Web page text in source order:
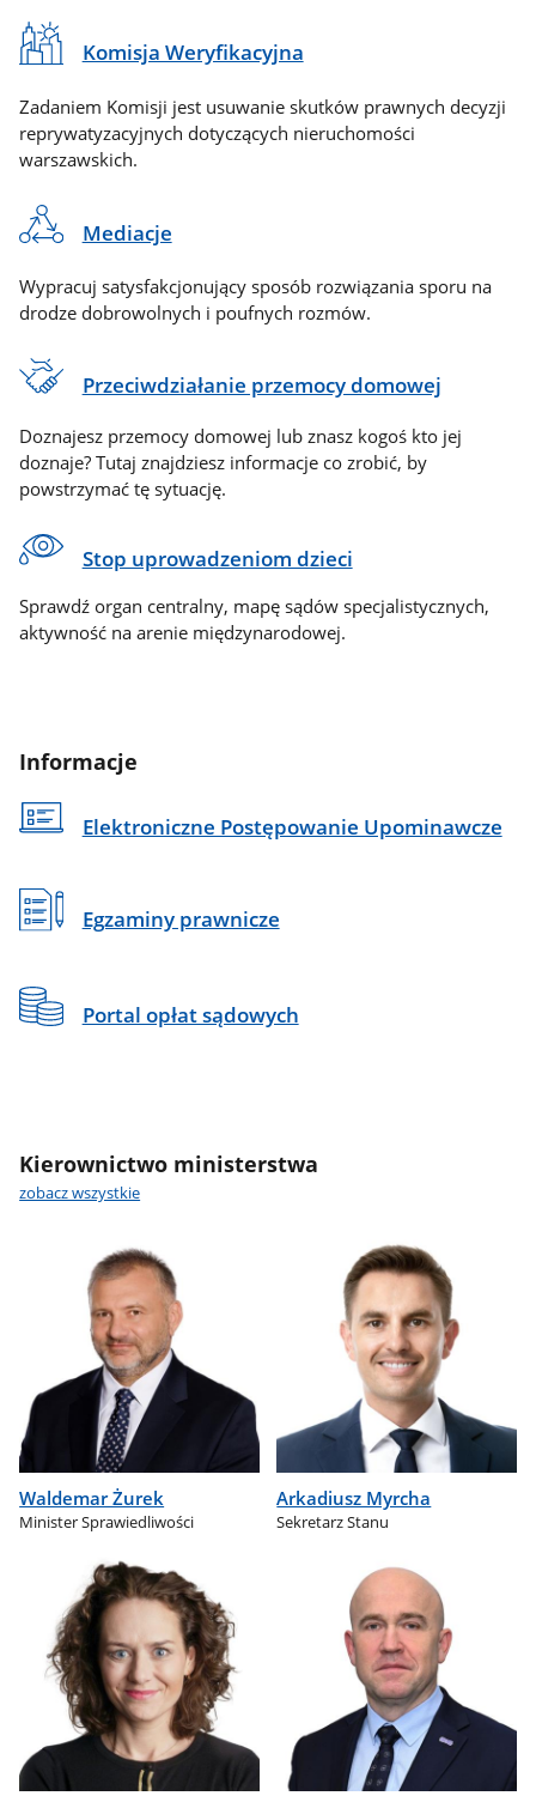
Komisja Weryfikacyjna
Zadaniem Komisji jest usuwanie skutków prawnych decyzji
reprywatyzacyjnych dotyczących nieruchomości
warszawskich.
Mediacje
Wypracuj satysfakcjonujący sposób rozwiązania sporu na
drodze dobrowolnych i poufnych rozmów.
Przeciwdziałanie przemocy domowej
Doznajesz przemocy domowej lub znasz kogoś kto jej
doznaje? Tutaj znajdziesz informacje co zrobić, by
powstrzymać tę sytuację.
Stop uprowadzeniom dzieci
Sprawdź organ centralny, mapę sądów specjalistycznych,
aktywność na arenie międzynarodowej.
Informacje
Elektroniczne Postępowanie Upominawcze
Egzaminy prawnicze
Portal opłat sądowych
Kierownictwo ministerstwa
zobacz wszystkie
Waldemar Żurek
Minister Sprawiedliwości
Arkadiusz Myrcha
Sekretarz Stanu